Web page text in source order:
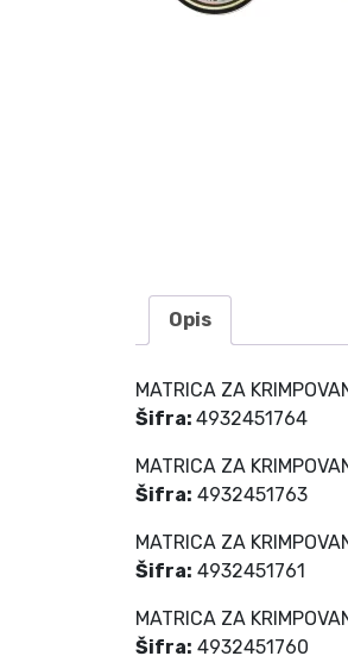
Opis
MATRICA ZA
Šifra: 4932451764
MATRICA ZA
Šifra: 4932451763
MATRICA ZA
Šifra: 4932451761
MATRICA ZA
Šifra: 4932451760